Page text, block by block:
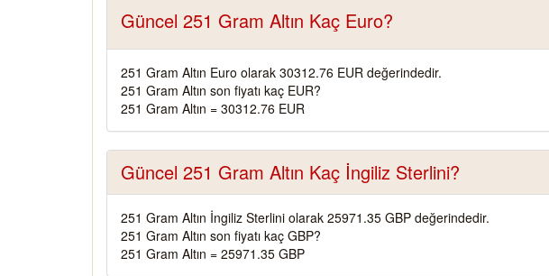
Güncel 251 Gram Altın Kaç Euro?
251 Gram Altın Euro olarak 30312.76 EUR değerindedir.
251 Gram Altın son fiyatı kaç EUR?
251 Gram Altın = 30312.76 EUR
Güncel 251 Gram Altın Kaç İngiliz Sterlini?
251 Gram Altın İngiliz Sterlini olarak 25971.35 GBP değerindedir.
251 Gram Altın son fiyatı kaç GBP?
251 Gram Altın = 25971.35 GBP